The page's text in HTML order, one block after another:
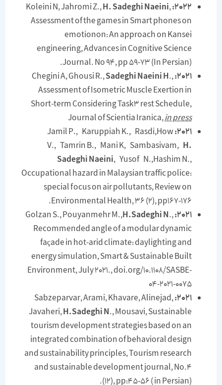
2022:
Koleini N, Jahromi Z.,
H. Sadeghi Naeini,
Assessment of the games in Smart phones on
emotionon: An approach on Kansei
engineering, Advances in Cognitive Science
Journal. No 94, pp 59-73 (In Persian).
2021:
Sadeghi Naeini H.,
Assessment of Isometric Muscle Exertion in
Short-term Considering Task3 rest Schedule,
Journal of Scientia Iranica,in press
2021:
Jamil P., Karuppiah K., Rasdi,How
V., Tamrin B., Mani K, Sambasivam,
Sadeghi Naeini, Yusof N.,Hashim N.,
Occupational hazard in Malaysian traffic police:
special focus on air pollutants, Review on
Environmental Health, 36 (2), pp167-176.
2021:
H.Sadeghi N.,
Recommended angle of a modular dynamic
façade in hot-arid climate: daylighting and
energy simulation, Smart & Sustainable Built
Environment, July 2021., doi.org/10.1108/SASBE-
04-2021-0075
2021:
Sabzeparvar, Arami, Khavare, Alinejad,
Javaheri,H.Sadeghi N., Mousavi, Sustainable
tourism development strategies based on an
integrated combination of behavioral design
and sustainability principles, Tourism research
and sustainable development journal, No.4
(12), pp:45-56 ( in Persian).